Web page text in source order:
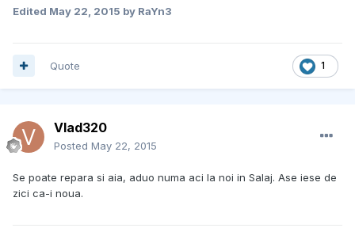
Edited May 22, 2015 by RaYn3
1
Quote
Vlad320
Posted May 22, 2015
Se poate repara si aia, aduo numa aci la noi in Salaj. Ase iese de
zici ca-i noua.